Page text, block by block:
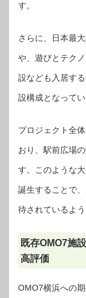
す。
さらに、日本最
や、遊びとテク
設なども入居す
設構成となってい
プロジェクト全
おり、駅前広場
す。このような
誕生することで
待されているよう
既存OMO7施
高評価
OMO7横浜への